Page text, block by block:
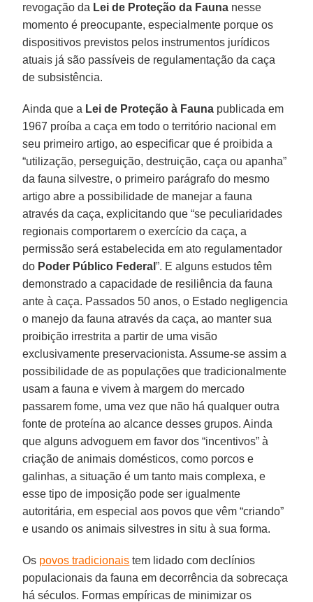
revogação da Lei de Proteção da Fauna nesse
momento é preocupante, especialmente porque os
dispositivos previstos pelos instrumentos jurídicos
atuais já são passíveis de regulamentação da caça
de subsistência.
Ainda que a Lei de Proteção à Fauna publicada em
1967 proíba a caça em todo o território nacional em
seu primeiro artigo, ao especificar que é proibida a
“utilização, perseguição, destruição, caça ou apanha”
da fauna silvestre, o primeiro parágrafo do mesmo
artigo abre a possibilidade de manejar a fauna
através da caça, explicitando que “se peculiaridades
regionais comportarem o exercício da caça, a
permissão será estabelecida em ato regulamentador
do Poder Público Federal”. E alguns estudos têm
demonstrado a capacidade de resiliência da fauna
ante à caça. Passados 50 anos, o Estado negligencia
o manejo da fauna através da caça, ao manter sua
proibição irrestrita a partir de uma visão
exclusivamente preservacionista. Assume-se assim a
possibilidade de as populações que tradicionalmente
usam a fauna e vivem à margem do mercado
passarem fome, uma vez que não há qualquer outra
fonte de proteína ao alcance desses grupos. Ainda
que alguns advoguem em favor dos “incentivos” à
criação de animais domésticos, como porcos e
galinhas, a situação é um tanto mais complexa, e
esse tipo de imposição pode ser igualmente
autoritária, em especial aos povos que vêm “criando”
e usando os animais silvestres in situ à sua forma.
Os povos tradicionais tem lidado com declínios
populacionais da fauna em decorrência da sobrecaça
há séculos. Formas empíricas de minimizar os